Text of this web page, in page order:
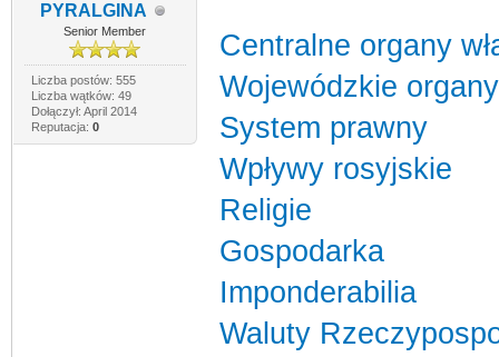
PYRALGINA
Senior Member
Liczba postów: 555
Liczba wątków: 49
Dołączył: April 2014
Reputacja: 0
Centralne organy
Wojewódzkie
System prawny
Wpływy rosyjskie
Religie
Gospodarka
Imponderabilia
Waluty